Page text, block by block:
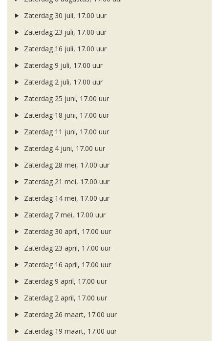
Zaterdag 30 juli, 17.00 uur
Zaterdag 23 juli, 17.00 uur
Zaterdag 16 juli, 17.00 uur
Zaterdag 9 juli, 17.00 uur
Zaterdag 2 juli, 17.00 uur
Zaterdag 25 juni, 17.00 uur
Zaterdag 18 juni, 17.00 uur
Zaterdag 11 juni, 17.00 uur
Zaterdag 4 juni, 17.00 uur
Zaterdag 28 mei, 17.00 uur
Zaterdag 21 mei, 17.00 uur
Zaterdag 14 mei, 17.00 uur
Zaterdag 7 mei, 17.00 uur
Zaterdag 30 april, 17.00 uur
Zaterdag 23 april, 17.00 uur
Zaterdag 16 april, 17.00 uur
Zaterdag 9 april, 17.00 uur
Zaterdag 2 april, 17.00 uur
Zaterdag 26 maart, 17.00 uur
Zaterdag 19 maart, 17.00 uur